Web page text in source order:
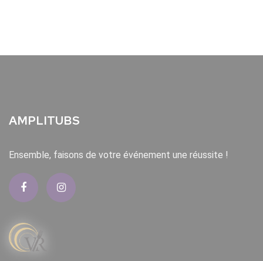
AMPLITUBS
Ensemble, faisons de votre événement une réussite !